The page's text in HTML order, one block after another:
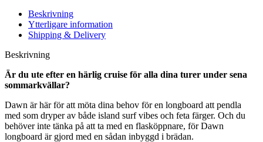
Beskrivning
Ytterligare information
Shipping & Delivery
Beskrivning
Är du ute efter en härlig cruise för alla dina turer under sena
sommarkvällar?
Dawn är här för att möta dina behov för en longboard att pendla
med som dryper av både island surf vibes och feta färger. Och du
behöver inte tänka på att ta med en flasköppnare, för Dawn
longboard är gjord med en sådan inbyggd i brädan.